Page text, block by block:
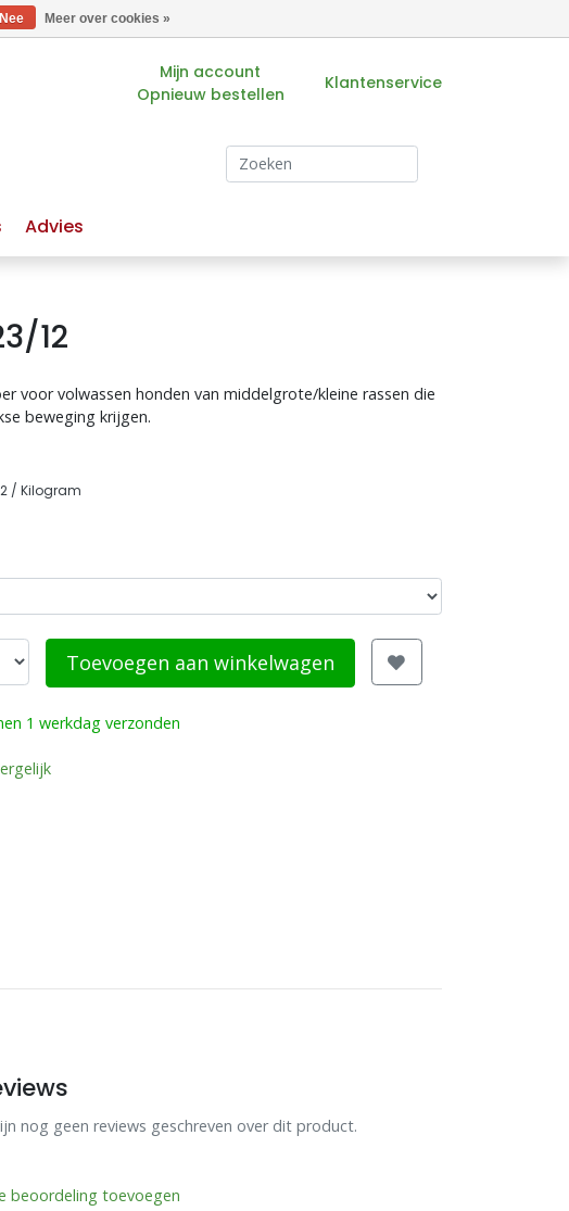
Mijn account
Opnieuw bestellen
Klantenservice
Advies
12
voor volwassen honden van middelgrote/kleine rassen die
beweging krijgen.
/ Kilogram
Toevoegen aan winkelwagen
1 werkdag verzonden
nog geen reviews geschreven over dit product.
beoordeling toevoegen
Nee Meer over cookies »